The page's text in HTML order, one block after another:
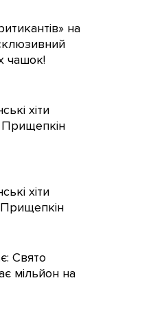
на
чашок!
хіти
хіти
Свято
мільйон на